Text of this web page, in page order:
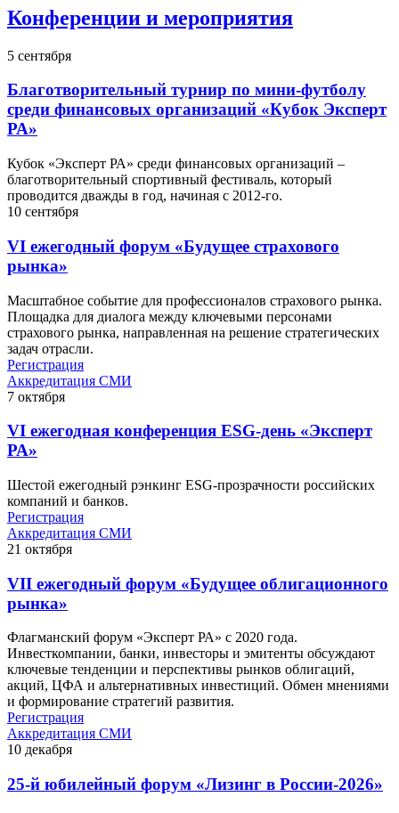
Конференции и мероприятия
5 сентября
Благотворительный турнир по мини-футболу
среди финансовых организаций «Кубок Эксперт
РА»
Кубок «Эксперт РА» среди финансовых организаций –
благотворительный спортивный фестиваль, который
проводится дважды в год, начиная с 2012-го.
10 сентября
VI ежегодный форум «Будущее страхового
рынка»
Масштабное событие для профессионалов страхового рынка.
Площадка для диалога между ключевыми персонами
страхового рынка, направленная на решение стратегических
задач отрасли.
Регистрация
Аккредитация СМИ
7 октября
VI ежегодная конференция ESG-день «Эксперт
РА»
Шестой ежегодный рэнкинг ESG-прозрачности российских
компаний и банков.
Регистрация
Аккредитация СМИ
21 октября
VII ежегодный форум «Будущее облигационного
рынка»
Флагманский форум «Эксперт РА» с 2020 года.
Инвесткомпании, банки, инвесторы и эмитенты обсуждают
ключевые тенденции и перспективы рынков облигаций,
акций, ЦФА и альтернативных инвестиций. Обмен мнениями
и формирование стратегий развития.
Регистрация
Аккредитация СМИ
10 декабря
25-й юбилейный форум «Лизинг в России-2026»